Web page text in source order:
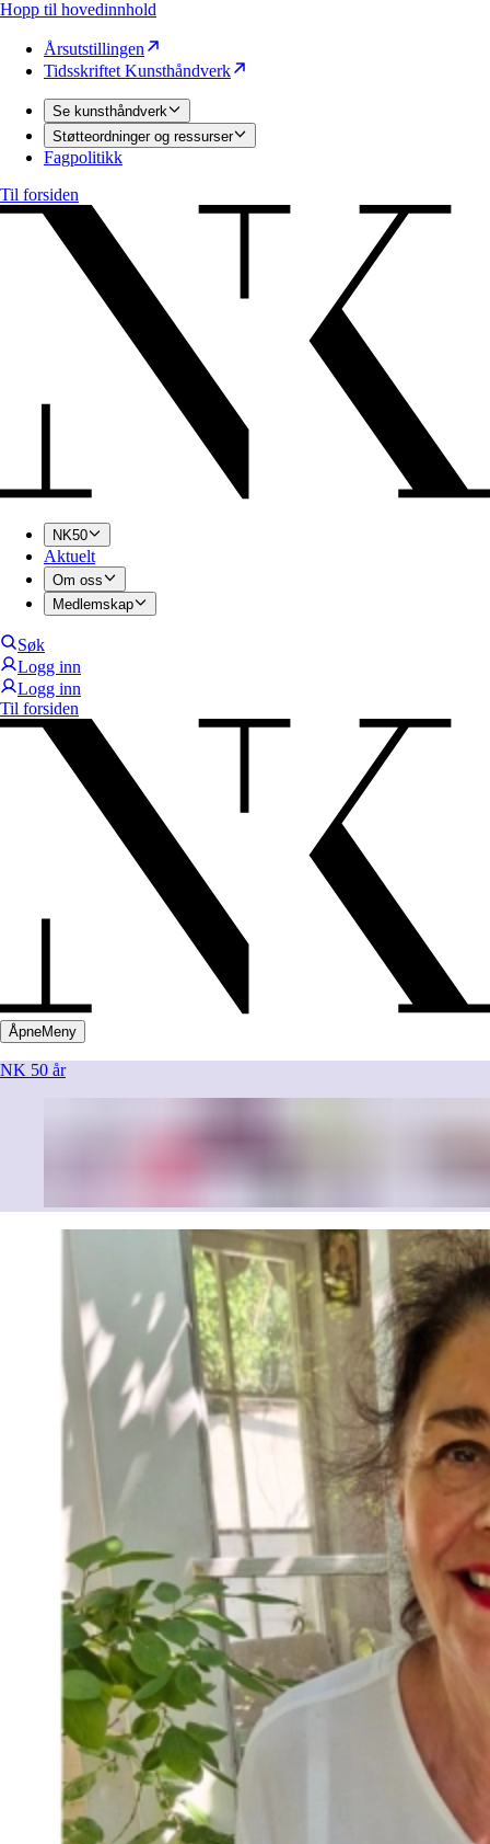
Hopp til hovedinnhold
Årsutstillingen
Tidsskriftet Kunsthåndverk
Se kunsthåndverk
Støtteordninger og ressurser
Fagpolitikk
Til forsiden
NK50
Aktuelt
Om oss
Medlemskap
Søk
Logg inn
Logg inn
Til forsiden
ÅpneMeny
NK 50 år